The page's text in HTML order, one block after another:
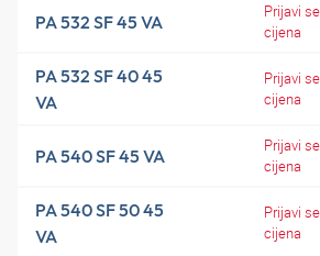
PA 532 SF 45 VA
Prijavi
cijena
PA 532 SF 40 45
VA
Prijavi
cijena
PA 540 SF 45 VA
Prijavi
cijena
PA 540 SF 50 45
VA
Prijavi
cijena